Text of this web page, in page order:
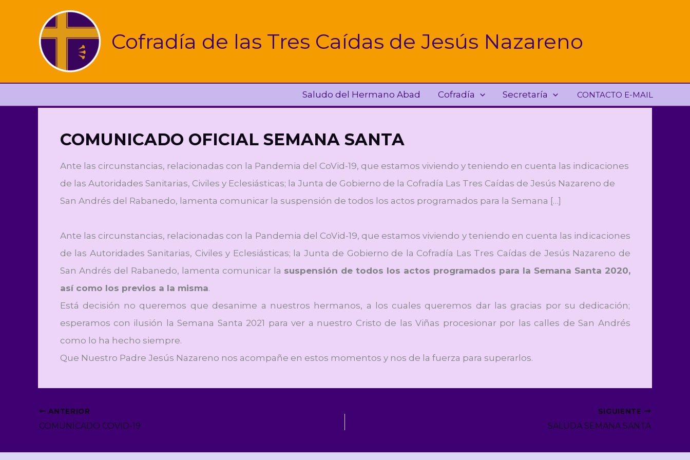
contenido
Cofradía de las Tres Caídas de Jesús Nazareno
Saludo del Hermano Abad Cofradía Secretaría CONTACTO E-MAIL
COMUNICADO OFICIAL SEMANA SANTA
Ante las circunstancias, relacionadas con la Pandemia del CoVid-19, que estamos viviendo y teniendo en cuenta las indicaciones
de las Autoridades Sanitarias, Civiles y Eclesiásticas; la Junta de Gobierno de la Cofradía Las Tres Caídas de Jesús Nazareno de
San Andrés del Rabanedo, lamenta comunicar la suspensión de todos los actos programados para la Semana […]
Ante las circunstancias, relacionadas con la Pandemia del CoVid-19, que estamos viviendo y teniendo en cuenta las indicaciones
de las Autoridades Sanitarias, Civiles y Eclesiásticas; la Junta de Gobierno de la Cofradía Las Tres Caídas de Jesús Nazareno de
San Andrés del Rabanedo, lamenta comunicar la suspensión de todos los actos programados para la Semana Santa 2020,
así como los previos a la misma.
Está decisión no queremos que desanime a nuestros hermanos, a los cuales queremos dar las gracias por su dedicación;
esperamos con ilusión la Semana Santa 2021 para ver a nuestro Cristo de las Viñas procesionar por las calles de San Andrés
como lo ha hecho siempre.
Que Nuestro Padre Jesús Nazareno nos acompañe en estos momentos y nos de la fuerza para superarlos.
ANTERIOR
COMUNICADO COVID-19
SIGUIENTE
SALUDA SEMANA SANTA